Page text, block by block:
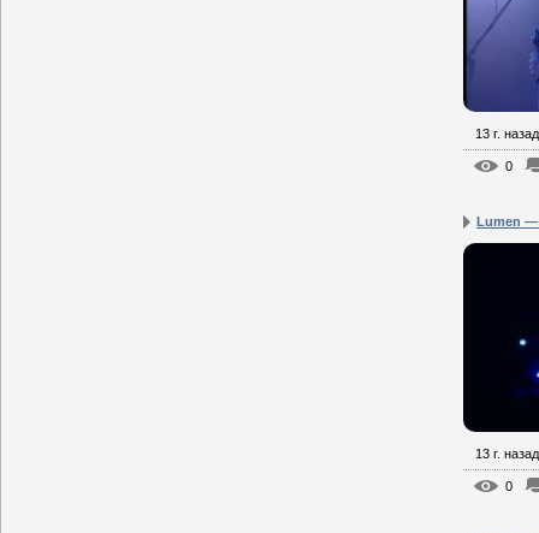
13 г. назад
0
Lumen —
13 г. назад
0